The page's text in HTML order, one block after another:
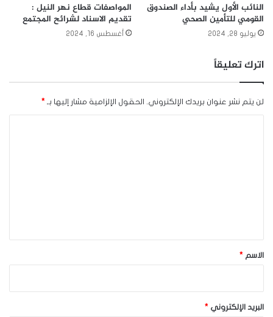
النائب الأول يشيد بأداء الصندوق
القومي للتأمين الصحي
يوليو 28, 2024
المواصفات قطاع نهر النيل :
تقديم الاسناد لشرائح المجتمع
أغسطس 16, 2024
اترك تعليقاً
لن يتم نشر عنوان بريدك الإلكتروني. الحقول الإلزامية مشار إليها بـ *
*الاسم *
البريد الإلكتروني *